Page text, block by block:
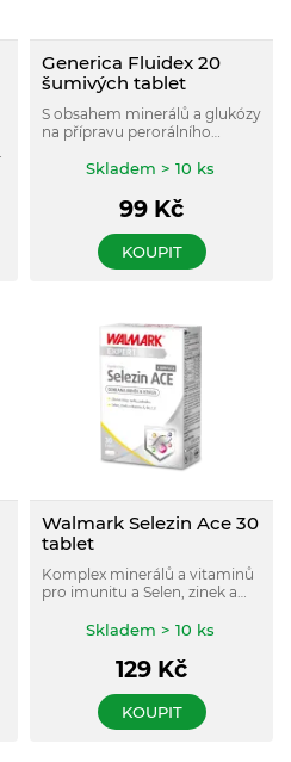
Generica Fluidex 20
šumivých tablet
S obsahem minerálů a glukózy
na přípravu perorálního
ztráty vody z různých příčin
vodu spolu s anorganickými
Skladem > 10 ks
99 Kč
KOUPIT
Walmark Selezin Ace 30
tablet
Komplex minerálů a vitaminů
pro imunitu a Selen, zinek a
ochraně buněk před
zinek přispívají k udržení
normálního stavu vlasů a
Skladem > 10 ks
129 Kč
KOUPIT